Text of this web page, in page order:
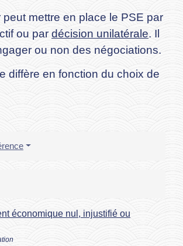
mettre en place le PSE par
ou par décision unilatérale. Il
ou non des négociations.
diffère en fonction du choix de
économique nul, injustifié ou